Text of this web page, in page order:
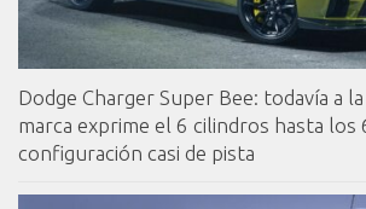
Dodge Charger Super Bee: todavía a
marca exprime el 6 cilindros hasta los
configuración casi de pista